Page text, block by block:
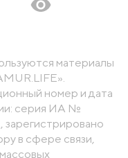
материалы
номер и дата
серия ИА №
в сфере связи,